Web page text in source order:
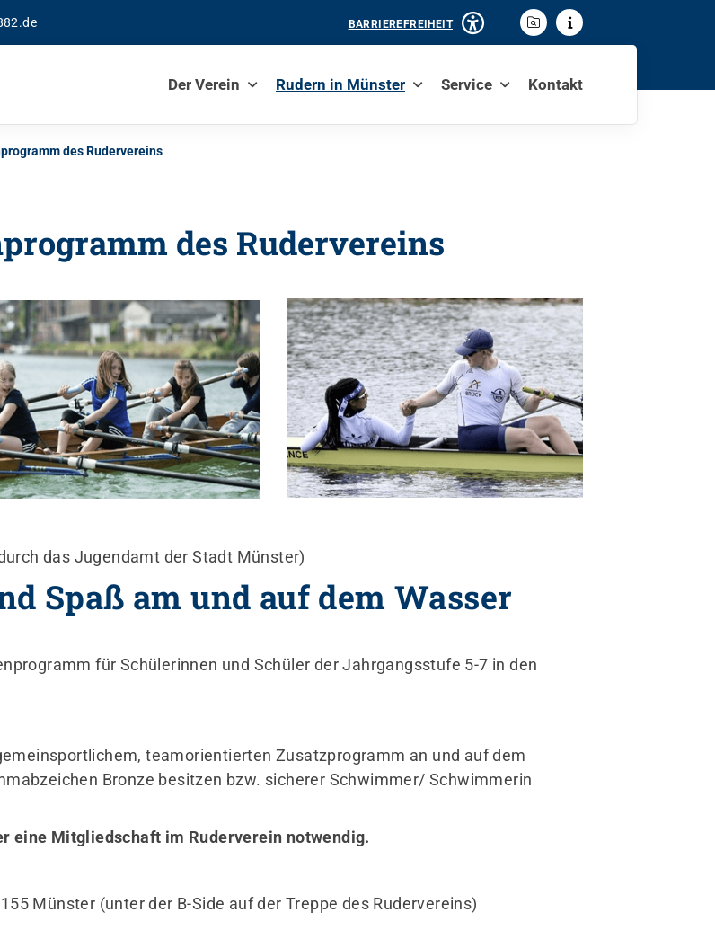
BARRIEREFREIHEIT
Der Verein Rudern in Münster Service Kontakt
des Rudervereins
des Rudervereins
das Jugendamt der Stadt Münster)
Spaß am und auf dem Wasser
für Schülerinnen und Schüler der Jahrgangsstufe 5-7 in den
teamorientierten Zusatzprogramm an und auf dem
Bronze besitzen bzw. sicherer Schwimmer/ Schwimmerin
eine Mitgliedschaft im Ruderverein notwendig.
Münster (unter der B-Side auf der Treppe des Rudervereins)
Kooperationen
Mitglied werden